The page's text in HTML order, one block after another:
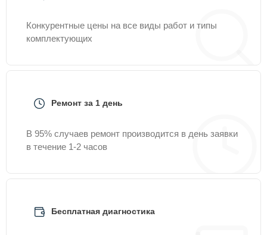
Конкурентные цены на все виды работ и типы
комплектующих
Ремонт за 1 день
В 95% случаев ремонт производится в день заявки
в течение 1-2 часов
Бесплатная диагностика